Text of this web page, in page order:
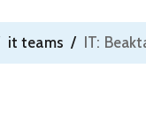
it teams / IT: